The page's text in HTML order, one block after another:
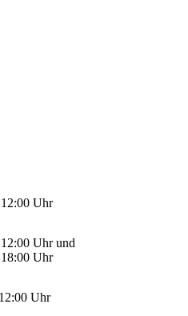
Uhr
Uhr und
Uhr
Uhr